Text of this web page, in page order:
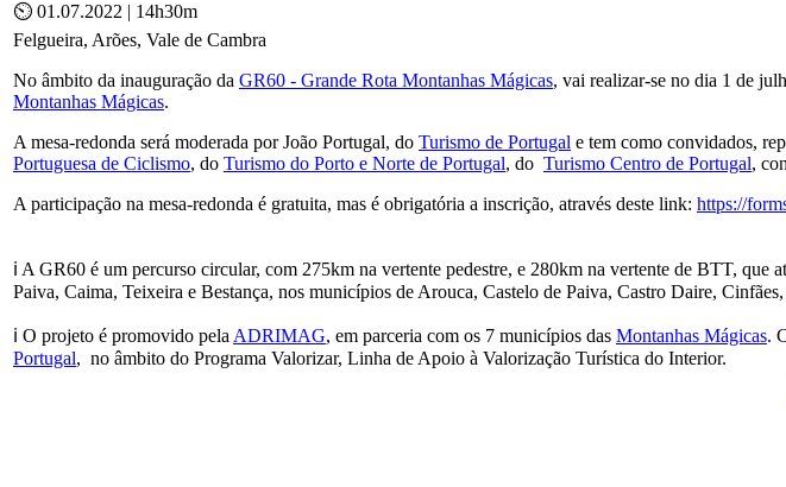
⏲ 01.07.2022 | 14h30m
Felgueira, Arões, Vale de Cambra
No âmbito da inauguração da GR60 - Grande Rota Montanhas Mágicas, vai realizar-se no dia 1 de
Montanhas Mágicas.
A mesa-redonda será moderada por João Portugal, do Turismo de Portugal e tem como convidados,
Portuguesa de Ciclismo, do Turismo do Porto e Norte de Portugal, do Turismo Centro de Portugal,
A participação na mesa-redonda é gratuita, mas é obrigatória a inscrição, através deste link: https://
ℹ️ A GR60 é um percurso circular, com 275km na vertente pedestre, e 280km na vertente de BTT,
Paiva, Caima, Teixeira e Bestança, nos municípios de Arouca, Castelo de Paiva, Castro Daire,
ℹ️ O projeto é promovido pelaADRIMAG, em parceria com os 7 municípios das Montanhas Mágicas.
Portugal, no âmbito do Programa Valorizar, Linha de Apoio à Valorização Turística do Interior.